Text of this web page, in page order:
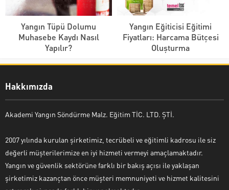
Yangın Tüpü Dolumu
Muhasebe Kaydı Nasıl
Yapılır?
Yangın Eğiticisi Eğitimi
Fiyatları: Harcama Bütçesi
Oluşturma
Hakkımızda
Akademi Yangın Söndürme Malz. Eğitim TİC. LTD. ŞTİ.
2007 yılında kurulan şirketimiz, tecrübeli ve eğitimli kadrosu ile siz
değerli müşterilerimize en iyi hizmeti vermeyi amaçlamaktadır.
Yangın ve güvenlik sektörüne farklı bir bakış açısı ile yaklaşan
şirketimiz kazançtan önce müşteri memnuniyeti ve hizmet kalitesini